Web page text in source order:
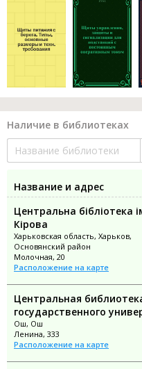
Наличие в библиотеках
Название и адрес
Центральна бібліотека
Кірова
Харьковская область, Харьков,
Основянский район
Молочная, 20
Расположение на карте
Центральная
государственного
Ош, Ош
Ленина, 333
Расположение на карте